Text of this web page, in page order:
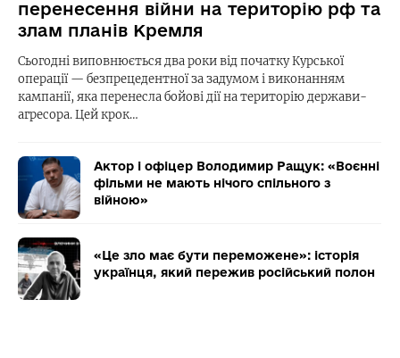
перенесення війни на територію рф та
злам планів Кремля
Сьогодні виповнюється два роки від початку Курської
операції — безпрецедентної за задумом і виконанням
кампанії, яка перенесла бойові дії на територію держави-
агресора. Цей крок…
Актор і офіцер Володимир Ращук: «Воєнні
фільми не мають нічого спільного з
війною»
«Це зло має бути переможене»: історія
українця, який пережив російський полон